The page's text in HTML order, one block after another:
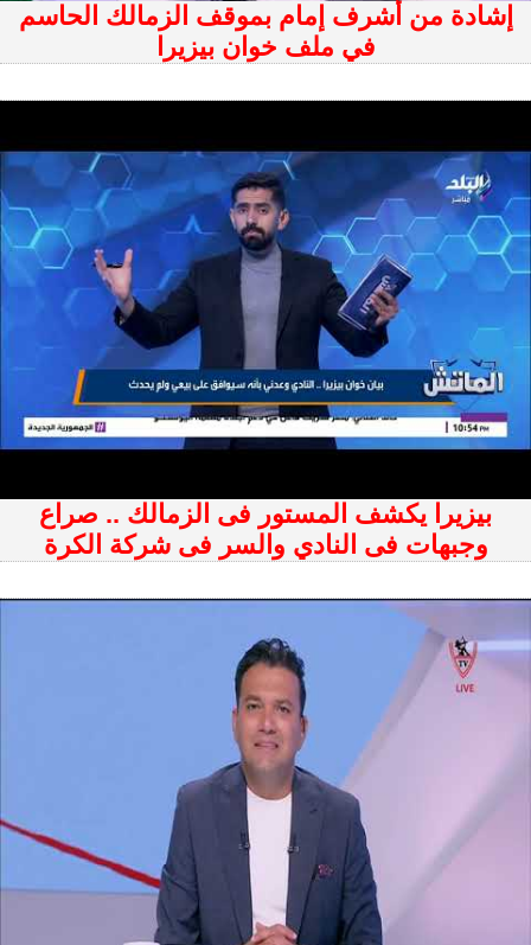
إشادة من أشرف إمام بموقف الزمالك الحاسم
في ملف خوان بيزيرا
بيزيرا يكشف المستور فى الزمالك .. صراع
وجبهات فى النادي والسر فى شركة الكرة